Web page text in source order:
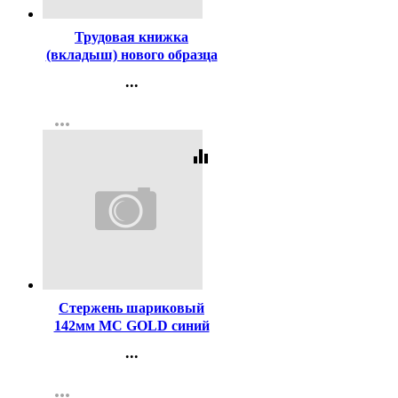
Трудовая книжка
(вкладыш) нового образца
...
Регистрация
more_horiz
equalizer
Стержень шариковый
142мм MC GOLD синий
...